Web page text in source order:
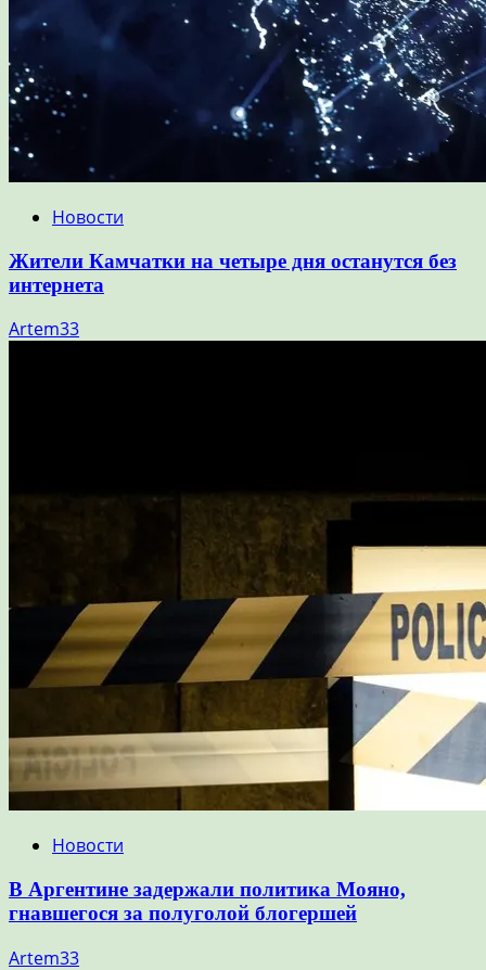
Новости
Жители Камчатки на четыре дня останутся без
интернета
Artem33
Новости
В Аргентине задержали политика Мояно,
гнавшегося за полуголой блогершей
Artem33